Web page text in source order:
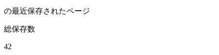
の最近保存されたページ
総保存数
42